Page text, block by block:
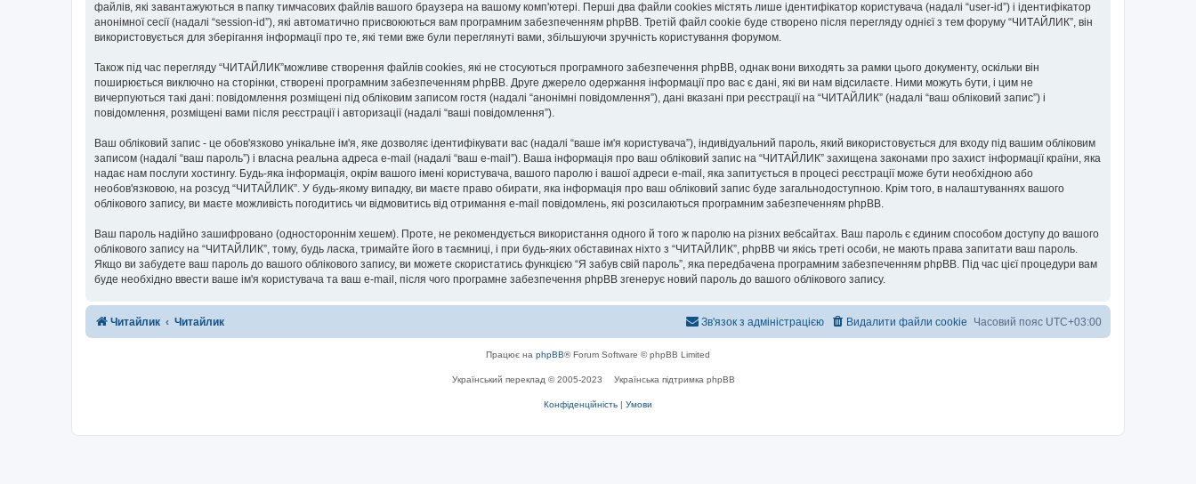
файлів, які завантажуються в папку тимчасових файлів вашого браузера на вашому комп'ютері. Перші два файли cookies містять лише ідентифікатор користувача (надалі “user-id”) і ідентифікатор
анонімної сесії (надалі “session-id”), які автоматично присвоюються вам програмним забезпеченням phpBB. Третій файл cookie буде створено після перегляду однієї з тем форуму “ЧИТАЙЛИК”, він
використовується для зберігання інформації про те, які теми вже були переглянуті вами, збільшуючи зручність користування форумом.
Також під час перегляду “ЧИТАЙЛИК”можливе створення файлів cookies, які не стосуються програмного забезпечення phpBB, однак вони виходять за рамки цього документу, оскільки він
поширюється виключно на сторінки, створені програмним забезпеченням phpBB. Друге джерело одержання інформації про вас є дані, які ви нам відсилаєте. Ними можуть бути, і цим не
вичерпуються такі дані: повідомлення розміщені під обліковим записом гостя (надалі “анонімні повідомлення”), дані вказані при реєстрації на “ЧИТАЙЛИК” (надалі “ваш обліковий запис”) і
повідомлення, розміщені вами після реєстрації і авторизації (надалі “ваші повідомлення”).
Ваш обліковий запис - це обов'язково унікальне ім'я, яке дозволяє ідентифікувати вас (надалі “ваше ім'я користувача”), індивідуальний пароль, який використовується для входу під вашим обліковим
записом (надалі “ваш пароль”) і власна реальна адреса e-mail (надалі “ваш e-mail”). Ваша інформація про ваш обліковий запис на “ЧИТАЙЛИК” захищена законами про захист інформації країни, яка
надає нам послуги хостингу. Будь-яка інформація, окрім вашого імені користувача, вашого паролю і вашої адреси e-mail, яка запитується в процесі реєстрації може бути необхідною або
необов'язковою, на розсуд “ЧИТАЙЛИК”. У будь-якому випадку, ви маєте право обирати, яка інформація про ваш обліковий запис буде загальнодоступною. Крім того, в налаштуваннях вашого
облікового запису, ви маєте можливість погодитись чи відмовитись від отримання e-mail повідомлень, які розсилаються програмним забезпеченням phpBB.
Ваш пароль надійно зашифровано (одностороннім хешем). Проте, не рекомендується використання одного й того ж паролю на різних вебсайтах. Ваш пароль є єдиним способом доступу до вашого
облікового запису на “ЧИТАЙЛИК”, тому, будь ласка, тримайте його в таємниці, і при будь-яких обставинах ніхто з “ЧИТАЙЛИК”, phpBB чи якісь треті особи, не мають права запитати ваш пароль.
Якщо ви забудете ваш пароль до вашого облікового запису, ви можете скористатись функцією “Я забув свій пароль”, яка передбачена програмним забезпеченням phpBB. Під час цієї процедури вам
буде необхідно ввести ваше ім'я користувача та ваш e-mail, після чого програмне забезпечення phpBB згенерує новий пароль до вашого облікового запису.
Читайлик Читайлик Часовий пояс UTC+03:00
Видалити файли cookie
Зв'язок з адміністрацією
Працює на phpBB® Forum Software © phpBB Limited
Український переклад © 2005-2023 Українська підтримка phpBB
Конфіденційність Умови